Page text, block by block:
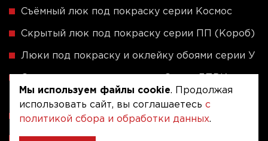
Съёмный люк под покраску серии Космос
Скрытый люк под покраску серии ПП (Короб)
Люки под покраску и оклейку обоями серии У
(Купе)
Ревизионные люки серии A (сталь / присоска)
Напольные люки серии ФЛЮР
Мы используем файлы cookie. Продолжая
использовать сайт, вы соглашаетесь с
политикой сбора и обработки данных.